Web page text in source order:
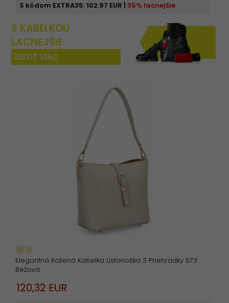
S kódom EXTRA35:102.97 EUR 35% lacnejšie
S KABELKOU
LACNEJŠIE
ZISTIŤ VIAC
Elegantná Kožená Kabelka Listonoška 3 Priehradky 573
Béžová
120,32 EUR